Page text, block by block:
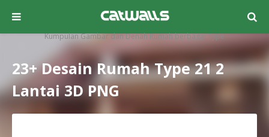
Kumpulan Gambar dan Denah Rumah berbagai Type
23+ Desain Rumah Type 21 2
Lantai 3D PNG